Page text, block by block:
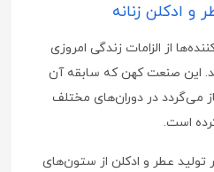
و ادکلن زنانه
از الزامات زندگی امروزی
این صنعت کهن که سابقه آن
پیش باز می‌گردد در دوران‌های مختلف
است.
تولید عطر و ادکلن از ستون‌های